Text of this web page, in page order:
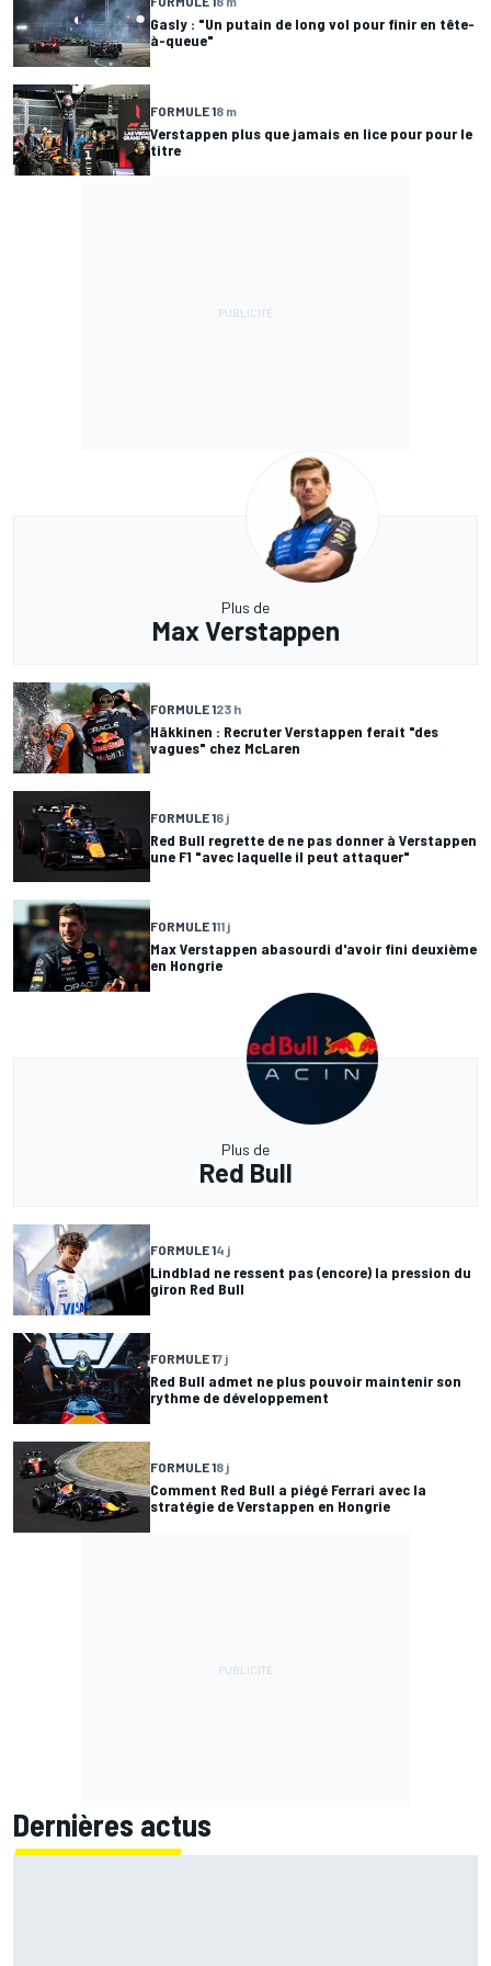
Gasly : "Un putain de long vol pour finir en tête-
à-queue"
FORMULE 18 m
Verstappen plus que jamais en lice pour pour le
titre
Plus de
Max Verstappen
FORMULE 123 h
Häkkinen : Recruter Verstappen ferait "des
vagues" chez McLaren
FORMULE 16 j
Red Bull regrette de ne pas donner à Verstappen
une F1 "avec laquelle il peut attaquer"
FORMULE 111 j
Max Verstappen abasourdi d'avoir fini deuxième
en Hongrie
Plus de
Red Bull
FORMULE 14 j
Lindblad ne ressent pas (encore) la pression du
giron Red Bull
FORMULE 17 j
Red Bull admet ne plus pouvoir maintenir son
rythme de développement
FORMULE 18 j
Comment Red Bull a piégé Ferrari avec la
stratégie de Verstappen en Hongrie
Dernières actus